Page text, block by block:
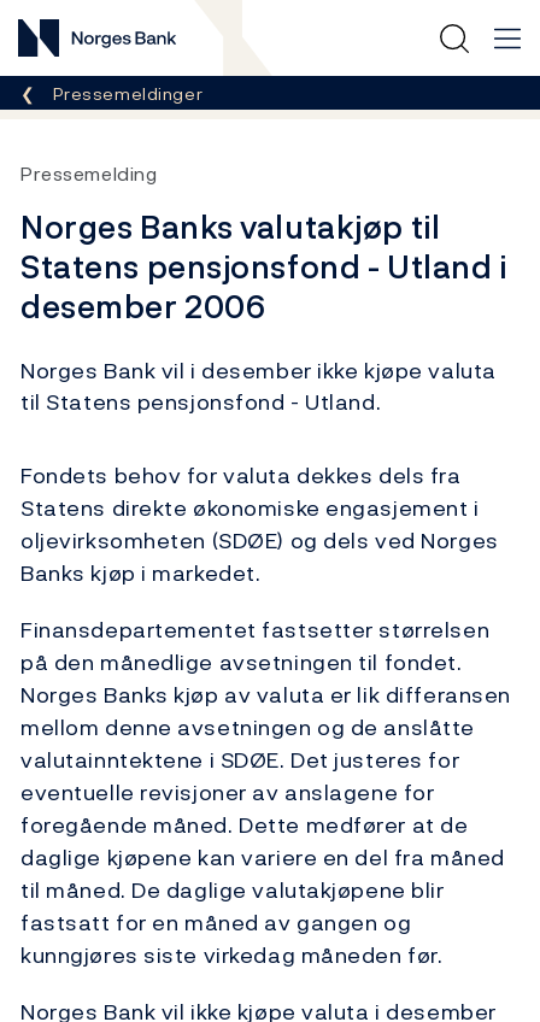
Norges Bank
Her er du nå:
Pressemeldinger
Pressemelding
Norges Banks valutakjøp til
Statens pensjonsfond - Utland i
desember 2006
Norges Bank vil i desember ikke kjøpe valuta
til Statens pensjonsfond - Utland.
Fondets behov for valuta dekkes dels fra
Statens direkte økonomiske engasjement i
oljevirksomheten (SDØE) og dels ved Norges
Banks kjøp i markedet.
Finansdepartementet fastsetter størrelsen
på den månedlige avsetningen til fondet.
Norges Banks kjøp av valuta er lik differansen
mellom denne avsetningen og de anslåtte
valutainntektene i SDØE. Det justeres for
eventuelle revisjoner av anslagene for
foregående måned. Dette medfører at de
daglige kjøpene kan variere en del fra måned
til måned. De daglige valutakjøpene blir
fastsatt for en måned av gangen og
kunngjøres siste virkedag måneden før.
Norges Bank vil ikke kjøpe valuta i desember